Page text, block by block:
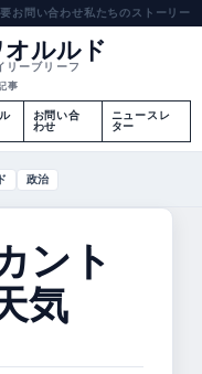
お問い合わせ私たちのストーリー
ルルド
リーブリーフ
事
お問い合
わせ
ニュースレ
ター
政治
ント
気